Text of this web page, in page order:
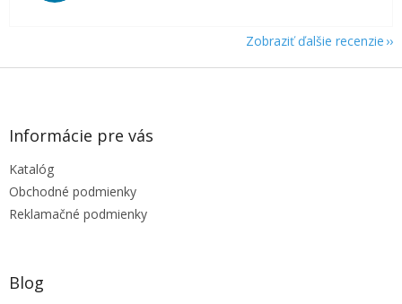
Zobraziť ďalšie recenzie
Z
Informácie pre vás
Katalóg
Obchodné podmienky
Reklamačné podmienky
Blog